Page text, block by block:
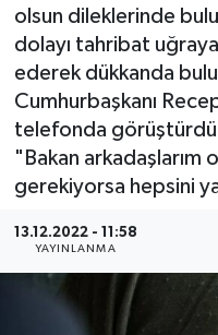
olsun dileklerinde
dolayı tahribat
ederek dükkanda
Cumhurbaşkanı
telefonda
"Bakan arkadaşlarım
gerekiyorsa hepsini
13.12.2022 - 11:58
YAYINLANMA